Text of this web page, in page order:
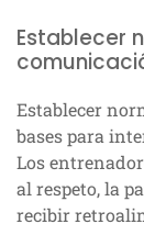
Establecer
Establecer
bases para
Los
al respeto, la
recibir